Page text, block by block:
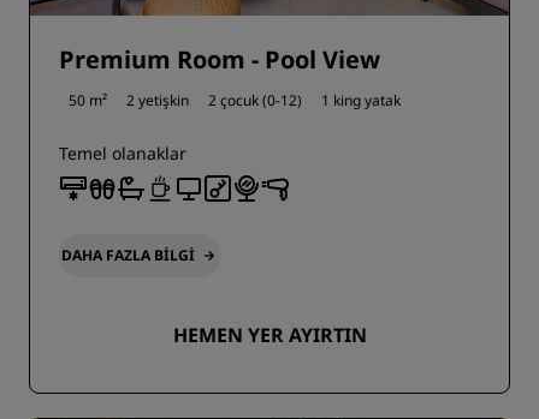
Premium Room - Pool View
50 m² 2 yetişkin 2 çocuk (0-12) 1 king yatak
Temel olanaklar
DAHA FAZLA BILGI
HEMEN YER AYIRTIN